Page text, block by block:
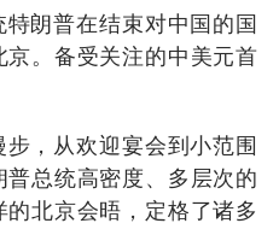
朗普在结束对中国的国
。备受关注的中美元首
，从欢迎宴会到小范围
总统高密度、多层次的
北京会晤，定格了诸多